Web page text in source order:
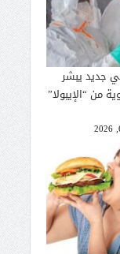
جديد يبشر
من “الإيبولا”